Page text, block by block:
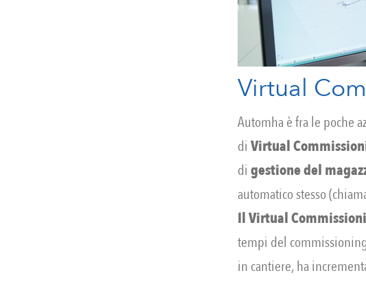
Virtual
Automha è fra le poche
di Virtual
di gestione del
automatico stesso
Il Virtual
tempi del
in cantiere, ha